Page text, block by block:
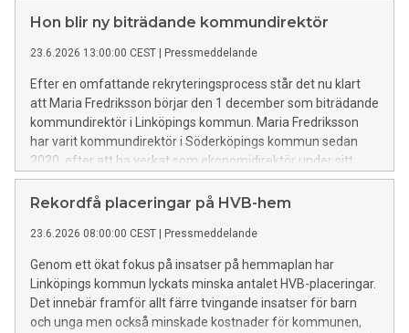
som störst.
Hon blir ny biträdande kommundirektör
23.6.2026 13:00:00 CEST Pressmeddelande
Efter en omfattande rekryteringsprocess står det nu klart
att Maria Fredriksson börjar den 1 december som biträdande
kommundirektör i Linköpings kommun. Maria Fredriksson
har varit kommundirektör i Söderköpings kommun sedan
2020, efter att ha verkat som ekonomidirektör under sitt
första år i kommunen.
Rekordfå placeringar på HVB-hem
23.6.2026 08:00:00 CEST Pressmeddelande
Genom ett ökat fokus på insatser på hemmaplan har
Linköpings kommun lyckats minska antalet HVB-placeringar.
Det innebär framför allt färre tvingande insatser för barn
och unga men också minskade kostnader för kommunen,